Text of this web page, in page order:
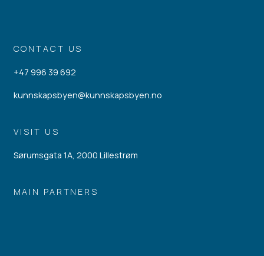
CONTACT US
+47 996 39 692
kunnskapsbyen@kunnskapsbyen.no
VISIT US
Sørumsgata 1A, 2000 Lillestrøm
MAIN PARTNERS